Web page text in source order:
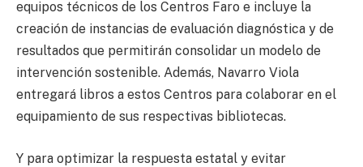
equipos técnicos de los Centros Faro e incluye la
creación de instancias de evaluación diagnóstica y de
resultados que permitirán consolidar un modelo de
intervención sostenible. Además, Navarro Viola
entregará libros a estos Centros para colaborar en el
equipamiento de sus respectivas bibliotecas.
Y para optimizar la respuesta estatal y evitar